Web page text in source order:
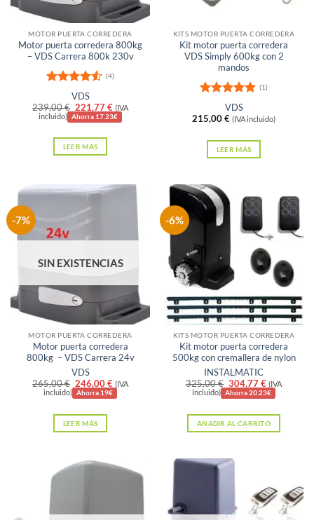
la
página
de
producto
MOTOR PUERTA CORREDERA
Motor puerta corredera 800kg
– VDS Carrera 800k 230v
Valorado
con4.5
de 5
(4)
VDS
239,00€ El
precio
era:
239,00 €.
221,77€El
precio
(IVA
incluido) Ahorra 17.23€
LEER MÁS
KITS MOTOR PUERTA CORREDERA
Kit motor puerta corredera
VDS Simply 600kg con 2
mandos
Valorado
con 5de 5
(1)
VDS
215,00€ (IVA incluido)
LEER MÁS
-7%
SIN EXISTENCIAS
MOTOR PUERTA CORREDERA
Motor puerta corredera
800kg – VDS Carrera 24v
VDS
265,00€ El
precio
era:
265,00 €.
246,00€El
precio
(IVA
incluido) Ahorra 19€
LEER MÁS
-6%
KITS MOTOR PUERTA CORREDERA
Kit motor puerta corredera
500kg con cremallera de nylon
INSTALMATIC
325,00€ El
precio
era:
325,00 €.
304,77€El
precio
es:
304,77 €.
(IVA
incluido) Ahorra 20.23€
AÑADIR AL CARRITO